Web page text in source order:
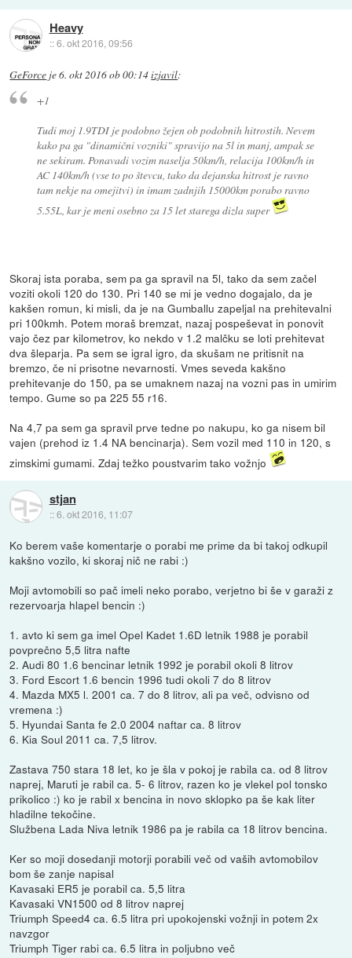
Heavy
::6. okt 2016, 09:56
GeForce je6. okt 2016 ob 00:14izjavil:
+1
Tudi moj 1.9TDI je podobno žejen ob podobnih hitrostih. Nevem
kako pa ga "dinamični vozniki" spravijo na 5l in manj, ampak se
ne sekiram. Ponavadi vozim naselja 50km/h, relacija 100km/h in
AC 140km/h (vse to po števcu, tako da dejanska hitrost je ravno
tam nekje na omejitvi) in imam zadnjih 15000km porabo ravno
5.55L, kar je meni osebno za 15 let starega dizla super
Skoraj ista poraba, sem pa ga spravil na 5l, tako da sem začel
voziti okoli 120 do 130. Pri 140 se mi je vedno dogajalo, da je
kakšen romun, ki misli, da je na Gumballu zapeljal na prehitevalni
pri 100kmh. Potem moraš bremzat, nazaj pospeševat in ponovit
vajo čez par kilometrov, ko nekdo v 1.2 malčku se loti prehitevat
dva šleparja. Pa sem se igral igro, da skušam ne pritisnit na
bremzo, če ni prisotne nevarnosti. Vmes seveda kakšno
prehitevanje do 150, pa se umaknem nazaj na vozni pas in umirim
tempo. Gume so pa 225 55 r16.
Na 4,7 pa sem ga spravil prve tedne po nakupu, ko ga nisem bil
vajen (prehod iz 1.4 NA bencinarja). Sem vozil med 110 in 120, s
zimskimi gumami. Zdaj težko poustvarim tako vožnjo
stjan
::6. okt 2016, 11:07
Ko berem vaše komentarje o porabi me prime da bi takoj odkupil
kakšno vozilo, ki skoraj nič ne rabi :)
Moji avtomobili so pač imeli neko porabo, verjetno bi še v garaži z
rezervoarja hlapel bencin :)
1. avto ki sem ga imel Opel Kadet 1.6D letnik 1988 je porabil
povprečno 5,5 litra nafte
2. Audi 80 1.6 bencinar letnik 1992 je porabil okoli 8 litrov
3. Ford Escort 1.6 bencin 1996 tudi okoli 7 do 8 litrov
4. Mazda MX5 l. 2001 ca. 7 do 8 litrov, ali pa več, odvisno od
vremena :)
5. Hyundai Santa fe 2.0 2004 naftar ca. 8 litrov
6. Kia Soul 2011 ca. 7,5 litrov.
Zastava 750 stara 18 let, ko je šla v pokoj je rabila ca. od 8 litrov
naprej, Maruti je rabil ca. 5- 6 litrov, razen ko je vlekel pol tonsko
prikolico :) ko je rabil x bencina in novo sklopko pa še kak liter
hladilne tekočine.
Službena Lada Niva letnik 1986 pa je rabila ca 18 litrov bencina.
Ker so moji dosedanji motorji porabili več od vaših avtomobilov
bom še zanje napisal
Kavasaki ER5 je porabil ca. 5,5 litra
Kavasaki VN1500 od 8 litrov naprej
Triumph Speed4 ca. 6.5 litra pri upokojenski vožnji in potem 2x
navzgor
Triumph Tiger rabi ca. 6.5 litra in poljubno več